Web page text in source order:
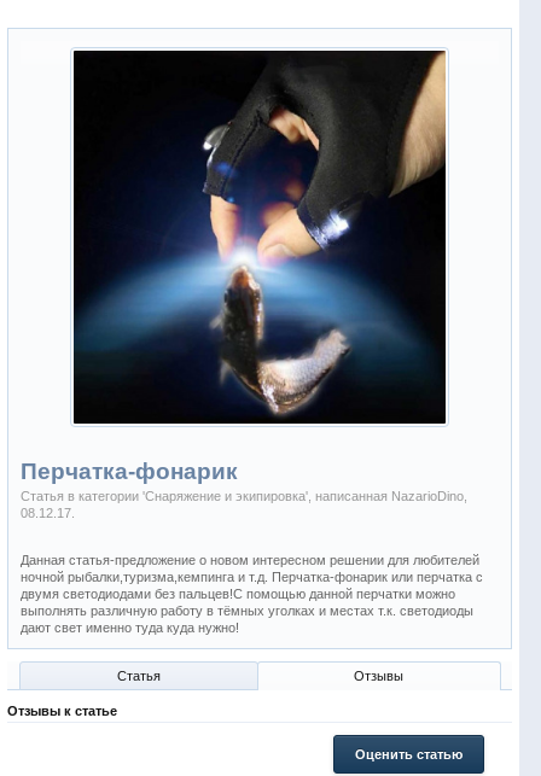
Перчатка-фонарик
Статья в категории 'Снаряжение и экипировка', написанная NazarioDino
08.12.17
Данная статья-предложение о новом интересном решении для любителей
ночной рыбалки,туризма,кемпинга и т.д. Перчатка-фонарик или перчатка с
двумя светодиодами без пальцев!С помощью данной перчатки можно
выполнять различную работу в тёмных уголках и местах т.к. светодиоды
дают свет именно туда куда нужно!
Статья Отзывы
Отзывы к статье
Оценить статью